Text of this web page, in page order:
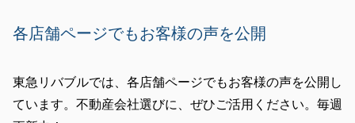
各店舗ページでもお客様の声を公開
東急リバブルでは、各店舗ページでもお客様の声を公開し
ています。不動産会社選びに、ぜひご活用ください。毎週